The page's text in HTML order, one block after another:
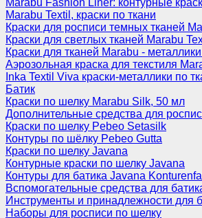
Marabu Fashion Liner: контурные
Marabu Textil, краски по ткани
Краски для росписи темных тканей
Краски для светлых тканей Marabu
Краски для тканей Marabu -
Аэрозольная краска для текстиля
Inka Textil Viva краски-металлики по
Батик
Краски по шелку Marabu Silk, 50 мл
Дополнительные средства для
Краски по шелку Pebeo Setasilk
Контуры по шёлку Pebeo Gutta
Краски по шелку Javana
Контурные краски по шелку Javana
Контуры для батика Javana
Вспомогательные средства для
Инструменты и принадлежности для
Наборы для росписи по шелку